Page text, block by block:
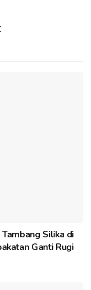
Silika di
Ganti Rugi